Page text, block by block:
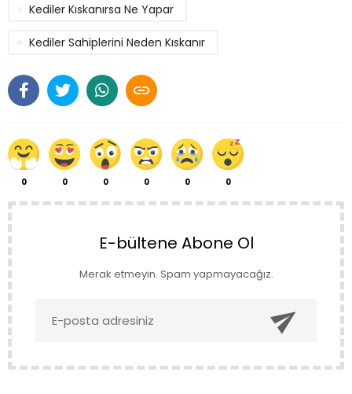

0 0 0 0 0 0
Kediler Kıskanırsa Ne Yapar
Kediler Sahiplerini Neden Kıskanır
E-bültene Abone Ol
Merak etmeyin. Spam yapmayacağız.
